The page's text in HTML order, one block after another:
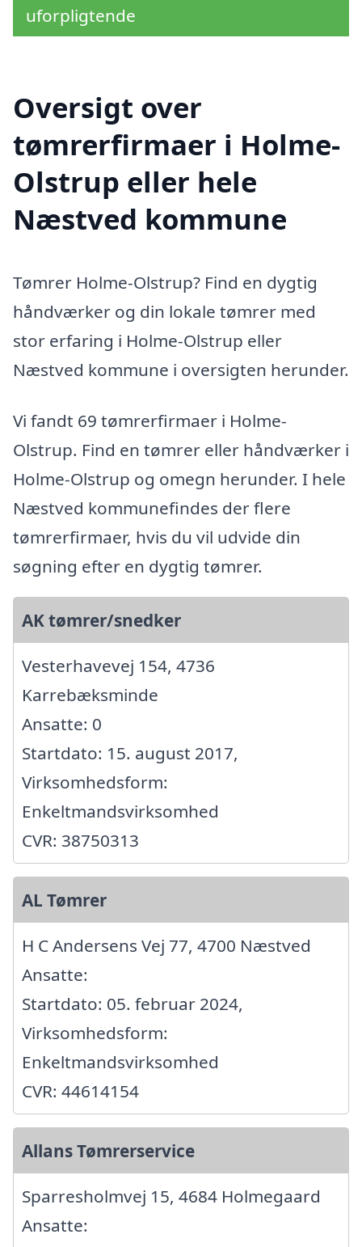
uforpligtende
Oversigt over
tømrerfirmaer i Holme-
Olstrup eller hele
Næstved kommune
Tømrer Holme-Olstrup? Find en dygtig
håndværker og din lokale tømrer med
stor erfaring i Holme-Olstrup eller
Næstved kommune i oversigten herunder.
Vi fandt 69 tømrerfirmaer i Holme-
Olstrup. Find en tømrer eller håndværker i
Holme-Olstrup og omegn herunder. I hele
Næstved kommunefindes der flere
tømrerfirmaer, hvis du vil udvide din
søgning efter en dygtig tømrer.
AK tømrer/snedker
Vesterhavevej 154, 4736
Karrebæksminde
Ansatte: 0
Startdato: 15. august 2017,
Virksomhedsform:
Enkeltmandsvirksomhed
CVR: 38750313
AL Tømrer
H C Andersens Vej 77, 4700 Næstved
Ansatte:
Startdato: 05. februar 2024,
Virksomhedsform:
Enkeltmandsvirksomhed
CVR: 44614154
Allans Tømrerservice
Sparresholmvej 15, 4684 Holmegaard
Ansatte: